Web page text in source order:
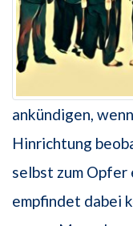
ankündigen,
Hinrichtung
selbst zum
empfindet dabei